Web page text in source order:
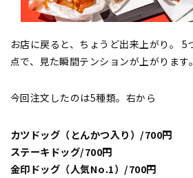
お店に戻ると、ちょうど出来上がり。
点で、見た瞬間テンションが上がります。
今回注文したのは5種類。右から
カツドッグ（とんかつ入り）/700円
ステーキドッグ/700円
金印ドッグ（人気No.1）/700円